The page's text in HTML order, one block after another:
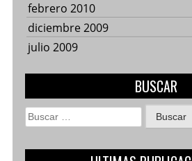
febrero 2010
diciembre 2009
julio 2009
BUSCAR
Buscar: